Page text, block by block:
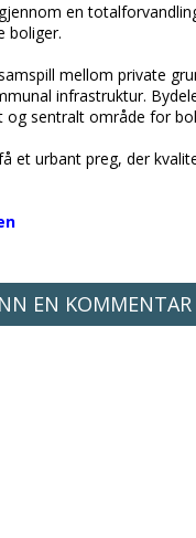
en
boliger.
mellom private
infrastruktur.
sentralt område for
et urbant preg, der
EN KOMMENTAR